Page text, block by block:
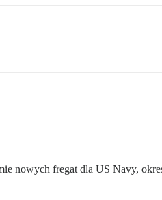
nowych fregat dla US Navy,